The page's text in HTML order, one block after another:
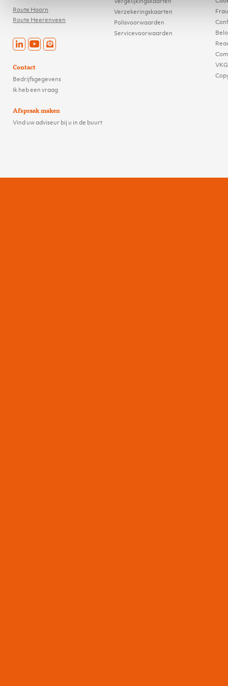
Route Hoorn
Route Heerenveen
Verzekeringskaarten
Polisvoorwaarden
Servicevoorwaarden
Contact
Bedrijfsgegevens
Ik heb een vraag
Afspraak maken
Vind uw adviseur bij u in de buurt